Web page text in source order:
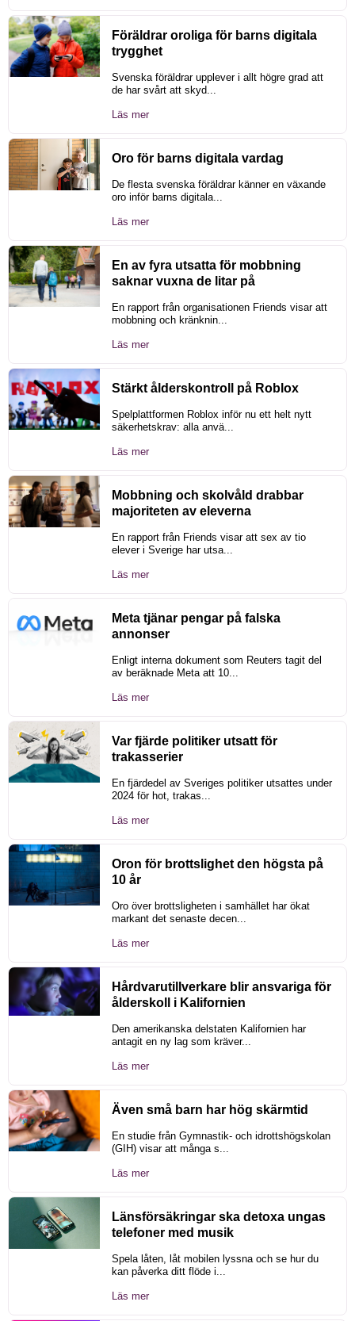
Föräldrar oroliga för barns digitala
trygghet
Svenska föräldrar upplever i allt högre grad att
de har svårt att skyd...
Läs mer
Oro för barns digitala vardag
De flesta svenska föräldrar känner en växande
oro inför barns digitala...
Läs mer
En av fyra utsatta för mobbning
saknar vuxna de litar på
En rapport från organisationen Friends visar att
mobbning och kränknin...
Läs mer
Stärkt ålderskontroll på Roblox
Spelplattformen Roblox inför nu ett helt nytt
säkerhetskrav: alla anvä...
Läs mer
Mobbning och skolvåld drabbar
majoriteten av eleverna
En rapport från Friends visar att sex av tio
elever i Sverige har utsa...
Läs mer
Meta tjänar pengar på falska
annonser
Enligt interna dokument som Reuters tagit del
av beräknade Meta att 10...
Läs mer
Var fjärde politiker utsatt för
trakasserier
En fjärdedel av Sveriges politiker utsattes under
2024 för hot, trakas...
Läs mer
Oron för brottslighet den högsta på
10 år
Oro över brottsligheten i samhället har ökat
markant det senaste decen...
Läs mer
Hårdvarutillverkare blir ansvariga för
ålderskoll i Kalifornien
Den amerikanska delstaten Kalifornien har
antagit en ny lag som kräver...
Läs mer
Även små barn har hög skärmtid
En studie från Gymnastik- och idrottshögskolan
(GIH) visar att många s...
Läs mer
Länsförsäkringar ska detoxa ungas
telefoner med musik
Spela låten, låt mobilen lyssna och se hur du
kan påverka ditt flöde i...
Läs mer